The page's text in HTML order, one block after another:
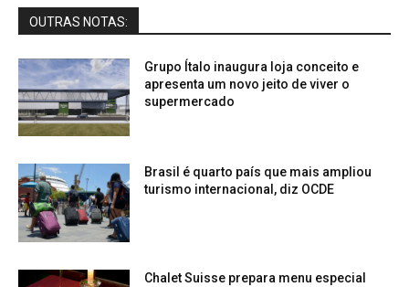
OUTRAS NOTAS:
Grupo Ítalo inaugura loja conceito e
apresenta um novo jeito de viver o
supermercado
Brasil é quarto país que mais ampliou
turismo internacional, diz OCDE
Chalet Suisse prepara menu especial